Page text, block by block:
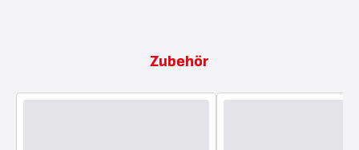
Zubehör